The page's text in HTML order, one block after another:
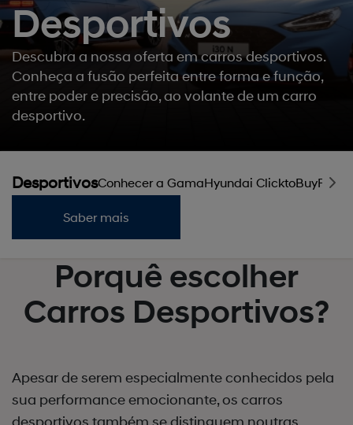
Desportivos
Descubra a nossa oferta em carros desportivos.
Conheça a fusão perfeita entre forma e função,
entre poder e precisão, ao volante de um carro
desportivo.
DesportivosConhecer a GamaHyundai ClicktoBuy
Saber mais
Porquê escolher
Carros Desportivos?
Apesar de serem especialmente conhecidos pela
sua performance emocionante, os carros